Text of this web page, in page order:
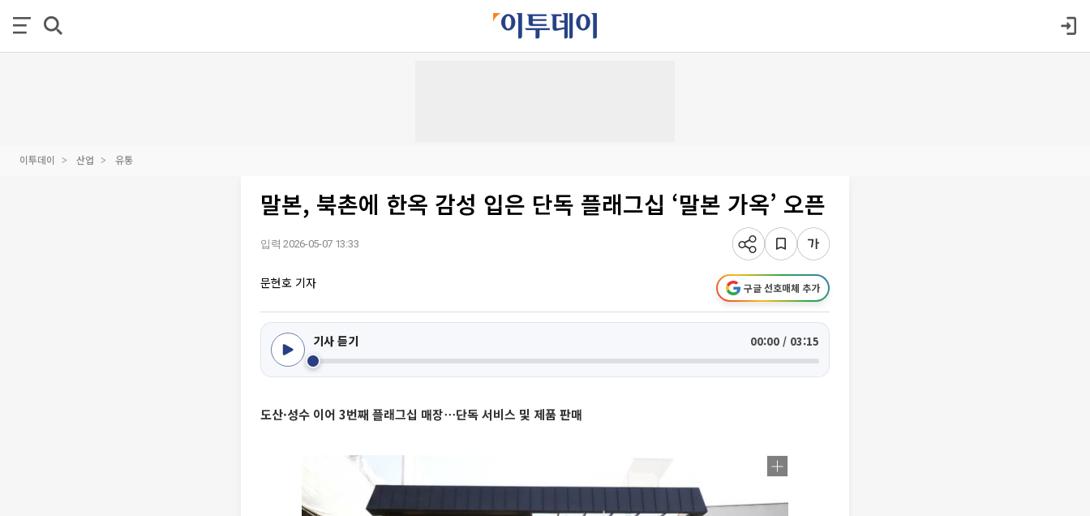
이투데이 산업 유통
말본, 북촌에 한옥 감성 입은 단독 플래그십 ‘말본 가옥’ 오픈
입력 2026-05-07 13:33
문현호 기자 구글 선호매체 추가
기사 듣기 00:00 / 03:15
도산·성수 이어 3번째 플래그십 매장⋯단독 서비스 및 제품 판매